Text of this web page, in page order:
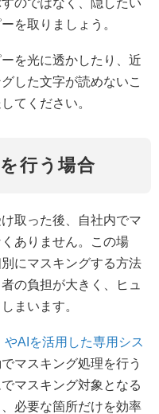
を取りましょう。
を光に透かしたり、近
した文字が読めないこ
てください。
行う場合
取った後、自社内でマ
ありません。この場
にマスキングする方法
の負担が大きく、ヒュ
まいます。
AIを活用した専用シス
マスキング処理を行う
マスキング対象となる
必要な箇所だけを効率